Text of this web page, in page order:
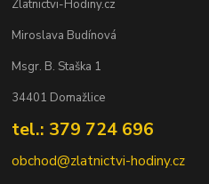
Zlatnictvi-Hodiny.cz
Miroslava Budínová
Msgr. B. Staška 1
34401 Domažlice
tel.: 379 724 696
obchod@zlatnictvi-hodiny.cz